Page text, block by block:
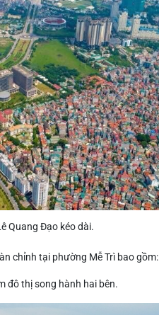
Quang Đạo kéo dài.
chỉnh tại phường Mễ Trì bao gồm:
đô thị song hành hai bên.